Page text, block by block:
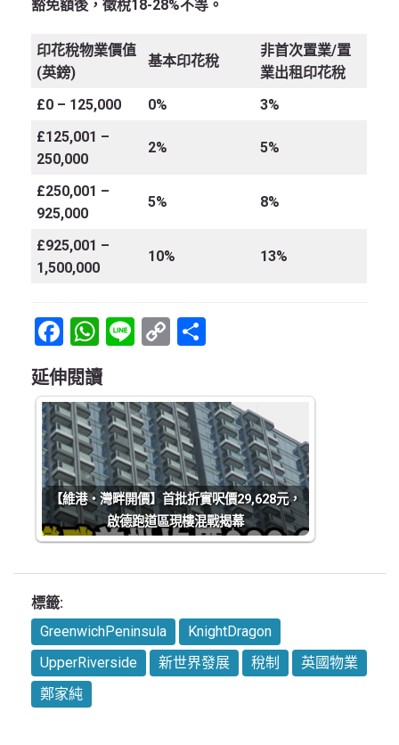
豁免額後，徵稅18-28%不等。
印花稅物業價值
(英鎊)
基本印花稅
非首次置業/置
業出租印花稅
£0 – 125,000
0%
3%
£125,001 –
250,000
2% 5%
£250,001 –
925,000
5% 8%
£925,001 –
1,500,000
10% 13%
Facebook
WhatsApp
LineCopy
延伸閱讀
【維港‧灣畔開價】首批折實呎價29,628元，
啟德跑道區現樓混戰揭幕
標籤:
GreenwichPeninsula
KnightDragon
UpperRiverside
新世界發展 稅制
英國物業
鄭家純